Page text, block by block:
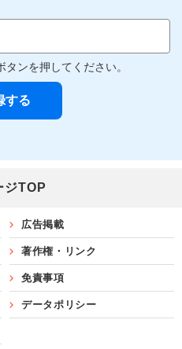
ンを押してください。
ジTOP
広告掲載
著作権・リンク
免責事項
データポリシー